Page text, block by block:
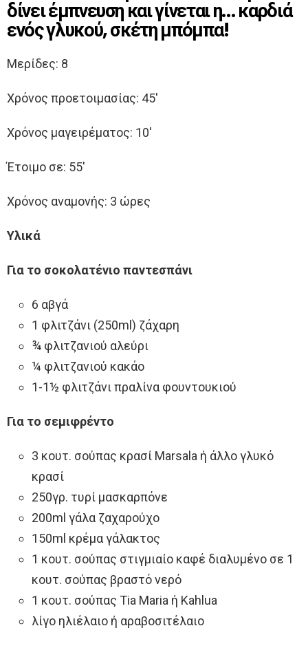
δίνει έμπνευση και γίνεται η… καρδιά
ενός γλυκού, σκέτη μπόμπα!
Μερίδες: 8
Χρόνος προετοιμασίας: 45′
Χρόνος μαγειρέματος: 10′
Έτοιμο σε: 55′
Χρόνος αναμονής: 3 ώρες
Υλικά
Για το σοκολατένιο παντεσπάνι
6 αβγά
1 φλιτζάνι (250ml) ζάχαρη
¾ φλιτζανιού αλεύρι
¼ φλιτζανιού κακάο
1-1½ φλιτζάνι πραλίνα φουντουκιού
Για το σεμιφρέντο
3 κουτ. σούπας κρασί Marsala ή άλλο γλυκό
κρασί
250γρ. τυρί μασκαρπόνε
200ml γάλα ζαχαρούχο
150ml κρέμα γάλακτος
1 κουτ. σούπας στιγμιαίο καφέ διαλυμένο σε 1
κουτ. σούπας βραστό νερό
1 κουτ. σούπας Tia Maria ή Kahlua
λίγο ηλιέλαιο ή αραβοσιτέλαιο